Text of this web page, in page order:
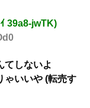
39a8-jwTK)
てしないよ
ゃいいや (転売す